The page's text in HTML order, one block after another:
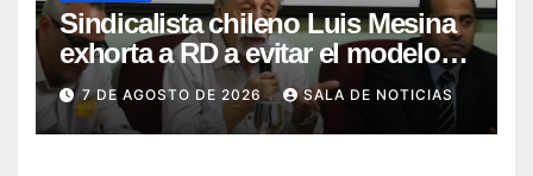
Sindicalista chileno Luis Mesina
exhorta a RD a evitar el modelo
de AFP y apostar por un sistema
solidario
7 DE AGOSTO DE 2026 SALA DE NOTICIAS